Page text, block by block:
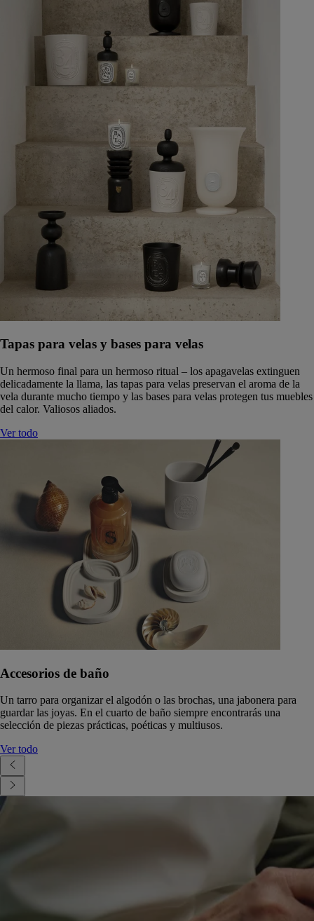
Tapas para velas y bases para velas
Un hermoso final para un hermoso ritual – los apagavelas extinguen
delicadamente la llama, las tapas para velas preservan el aroma de la
vela durante mucho tiempo y las bases para velas protegen tus muebles
del calor. Valiosos aliados.
Ver todo
Accesorios de baño
Un tarro para organizar el algodón o las brochas, una jabonera para
guardar las joyas. En el cuarto de baño siempre encontrarás una
selección de piezas prácticas, poéticas y multiusos.
Ver todo